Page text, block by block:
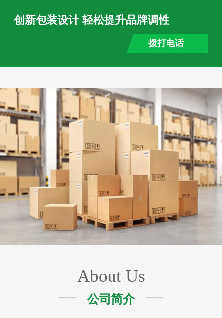
创新包装设计 轻松提升品牌调性
拨打电话
About Us
公司简介